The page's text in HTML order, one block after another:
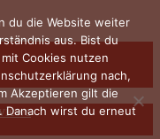
du die Website weiter
aus. Bist du
Cookies nutzen
nach,
Akzeptieren gilt die
Danach wirst du erneut